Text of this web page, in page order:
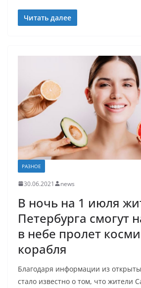
Читать далее
РАЗНОЕ
30.06.2021 news
В ночь на 1 июля
Петербурга смогут
в небе пролет
корабля
Благодаря информации из
стало известно о том, что жители